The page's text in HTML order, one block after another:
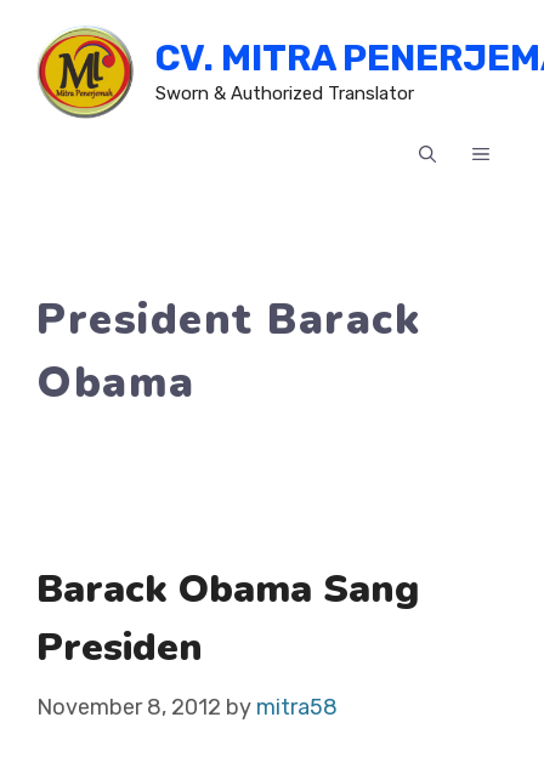
content
CV. MITRA
Sworn & Authorized Translator
MENU
President Barack
Obama
Barack Obama Sang
Presiden
November 8, 2012 by mitra58